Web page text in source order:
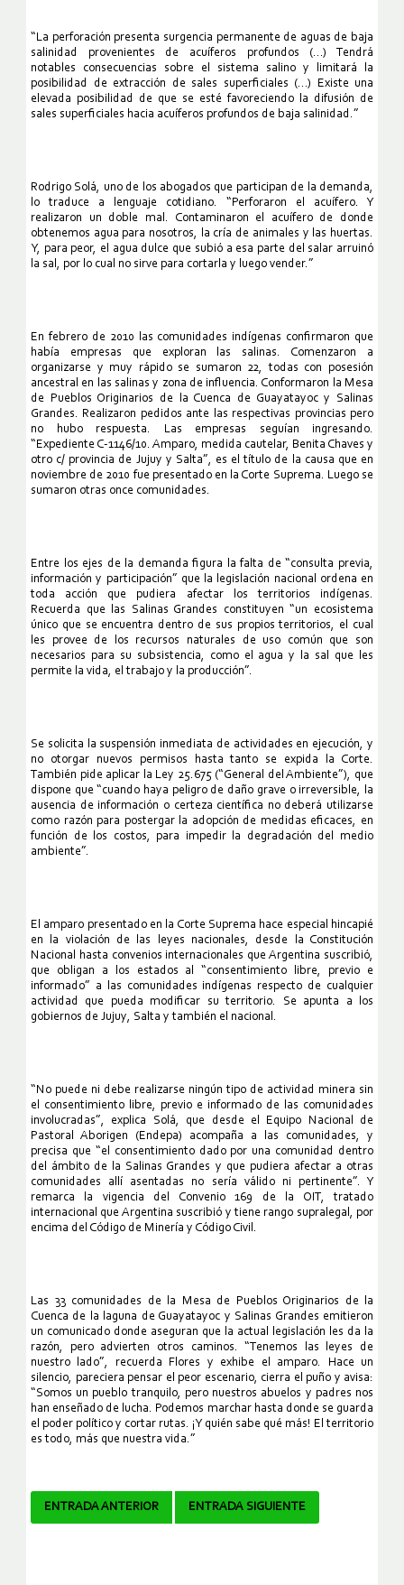
“La perforación presenta surgencia permanente de aguas de baja
salinidad provenientes de acuíferos profundos (…) Tendrá
notables consecuencias sobre el sistema salino y limitará la
posibilidad de extracción de sales superficiales (…) Existe una
elevada posibilidad de que se esté favoreciendo la difusión de
sales superficiales hacia acuíferos profundos de baja salinidad.”
Rodrigo Solá, uno de los abogados que participan de la demanda,
lo traduce a lenguaje cotidiano. “Perforaron el acuífero. Y
realizaron un doble mal. Contaminaron el acuífero de donde
obtenemos agua para nosotros, la cría de animales y las huertas.
Y, para peor, el agua dulce que subió a esa parte del salar arruinó
la sal, por lo cual no sirve para cortarla y luego vender.”
En febrero de 2010 las comunidades indígenas confirmaron que
había empresas que exploran las salinas. Comenzaron a
organizarse y muy rápido se sumaron 22, todas con posesión
ancestral en las salinas y zona de influencia. Conformaron la Mesa
de Pueblos Originarios de la Cuenca de Guayatayoc y Salinas
Grandes. Realizaron pedidos ante las respectivas provincias pero
no hubo respuesta. Las empresas seguían ingresando.
“Expediente C-1146/10. Amparo, medida cautelar, Benita Chaves y
otro c/ provincia de Jujuy y Salta”, es el título de la causa que en
noviembre de 2010 fue presentado en la Corte Suprema. Luego se
sumaron otras once comunidades.
Entre los ejes de la demanda figura la falta de “consulta previa,
información y participación” que la legislación nacional ordena en
toda acción que pudiera afectar los territorios indígenas.
Recuerda que las Salinas Grandes constituyen “un ecosistema
único que se encuentra dentro de sus propios territorios, el cual
les provee de los recursos naturales de uso común que son
necesarios para su subsistencia, como el agua y la sal que les
permite la vida, el trabajo y la producción”.
Se solicita la suspensión inmediata de actividades en ejecución, y
no otorgar nuevos permisos hasta tanto se expida la Corte.
También pide aplicar la Ley 25.675 (“General del Ambiente”), que
dispone que “cuando haya peligro de daño grave o irreversible, la
ausencia de información o certeza científica no deberá utilizarse
como razón para postergar la adopción de medidas eficaces, en
función de los costos, para impedir la degradación del medio
ambiente”.
El amparo presentado en la Corte Suprema hace especial hincapié
en la violación de las leyes nacionales, desde la Constitución
Nacional hasta convenios internacionales que Argentina suscribió,
que obligan a los estados al “consentimiento libre, previo e
informado” a las comunidades indígenas respecto de cualquier
actividad que pueda modificar su territorio. Se apunta a los
gobiernos de Jujuy, Salta y también el nacional.
“No puede ni debe realizarse ningún tipo de actividad minera sin
el consentimiento libre, previo e informado de las comunidades
involucradas”, explica Solá, que desde el Equipo Nacional de
Pastoral Aborigen (Endepa) acompaña a las comunidades, y
precisa que “el consentimiento dado por una comunidad dentro
del ámbito de la Salinas Grandes y que pudiera afectar a otras
comunidades allí asentadas no sería válido ni pertinente”. Y
remarca la vigencia del Convenio 169 de la OIT, tratado
internacional que Argentina suscribió y tiene rango supralegal, por
encima del Código de Minería y Código Civil.
Las 33 comunidades de la Mesa de Pueblos Originarios de la
Cuenca de la laguna de Guayatayoc y Salinas Grandes emitieron
un comunicado donde aseguran que la actual legislación les da la
razón, pero advierten otros caminos. “Tenemos las leyes de
nuestro lado”, recuerda Flores y exhibe el amparo. Hace un
silencio, pareciera pensar el peor escenario, cierra el puño y avisa:
“Somos un pueblo tranquilo, pero nuestros abuelos y padres nos
han enseñado de lucha. Podemos marchar hasta donde se guarda
el poder político y cortar rutas. ¡Y quién sabe qué más! El territorio
es todo, más que nuestra vida.”
Navegador
ENTRADA ANTERIOR ENTRADA SIGUIENTE